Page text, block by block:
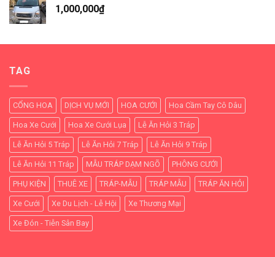
1,000,000₫
TAG
CỔNG HOA DỊCH VỤ MỚI HOA CƯỚI Hoa Cầm Tay Cô Dâu
Hoa Xe Cưới Hoa Xe Cưới Lụa Lễ Ăn Hỏi 3 Tráp
Lễ Ăn Hỏi 5 Tráp Lễ Ăn Hỏi 7 Tráp Lễ Ăn Hỏi 9 Tráp
Lễ Ăn Hỏi 11 Tráp MẪU TRÁP DẠM NGÕ PHÔNG CƯỚI
PHỤ KIỆN THUÊ XE TRÁP-MẪU TRÁP MẪU TRÁP ĂN HỎI
Xe Cưới Xe Du Lịch - Lễ Hội Xe Thương Mại
Xe Đón - Tiễn Sân Bay